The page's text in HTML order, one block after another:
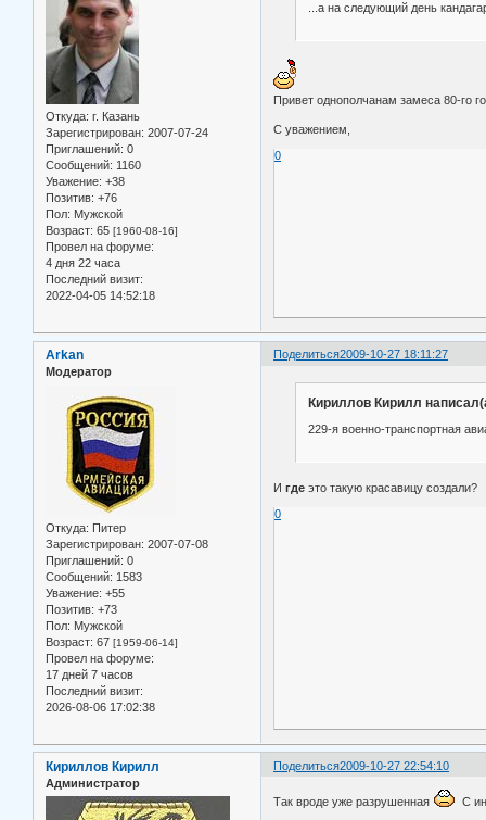
Откуда: г. Казань
Зарегистрирован: 2007-07-24
Приглашений: 0
Сообщений: 1160
Уважение: +38
Позитив: +76
Пол: Мужской
Возраст: 65 [1960-08-16]
Провел на форуме:
4 дня 22 часа
Последний визит:
2022-04-05 14:52:18
...а на следующий день
Привет однополчанам замеса 80-го
С уважением,
0
Поделиться2009-10-27 18:11:27
Arkan
Модератор
Откуда: Питер
Зарегистрирован: 2007-07-08
Приглашений: 0
Сообщений: 1583
Уважение: +55
Позитив: +73
Пол: Мужской
Возраст: 67 [1959-06-14]
Провел на форуме:
17 дней 7 часов
Последний визит:
2026-08-06 17:02:38
Кириллов Кирилл
229-я военно-транспортная
Игде это такую красавицу создали?
0
Поделиться2009-10-27 22:54:10
Кириллов Кирилл
Администратор
Так вроде уже разрушенная
С